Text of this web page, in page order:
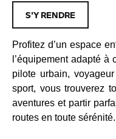
S'Y RENDRE
Profitez d’un espace
l’équipement adapté
pilote urbain,
sport, vous trouverez
aventures et partir
routes en toute sérénité.